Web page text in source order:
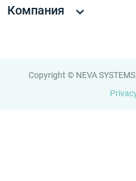
Компания
Copyright © NEVA